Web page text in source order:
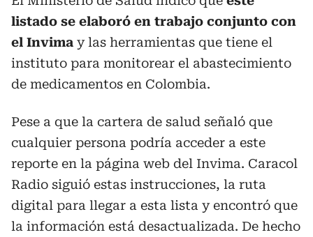
listado se elaboró en trabajo conjunto con
el Invima y las herramientas que tiene el
instituto para monitorear el abastecimiento
de medicamentos en Colombia.
Pese a que la cartera de salud señaló que
cualquier persona podría acceder a este
reporte en la página web del Invima. Caracol
Radio siguió estas instrucciones, la ruta
digital para llegar a esta lista y encontró que
la información está desactualizada. De hecho